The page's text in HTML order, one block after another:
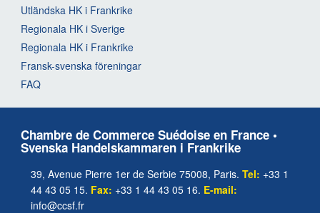
Utländska HK i Frankrike
Regionala HK i Sverige
Regionala HK i Frankrike
Fransk-svenska föreningar
FAQ
Chambre de Commerce Suédoise en France •
Svenska Handelskammaren i Frankrike
39, Avenue Pierre 1er de Serbie 75008, Paris. Tel: +33 1
44 43 05 15. Fax: +33 1 44 43 05 16. E-mail:
info@ccsf.fr